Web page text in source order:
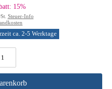
15%
Steuer-Info
ca. 2-5 Werktage